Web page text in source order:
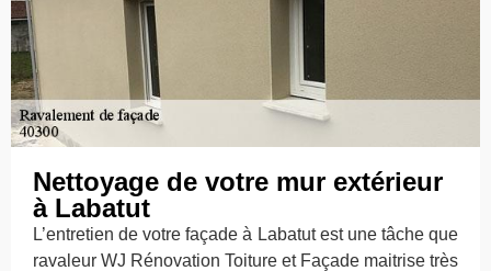
Nettoyage de votre mur extérieur
à Labatut
L’entretien de votre façade à Labatut est une tâche que
ravaleur WJ Rénovation Toiture et Façade maitrise très